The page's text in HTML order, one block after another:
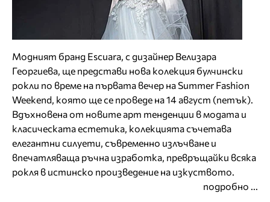
Модният бранд Escuara, с дизайнер Велизара
Георгиева, ще представи нова колекция булчински
рокли по време на първата вечер на Summer Fashion
Weekend, която ще се проведе на 14 август (петък).
Вдъхновена от новите арт тенденции в модата и
класическата естетика, колекцията съчетава
елегантни силуети, съвременно излъчване и
впечатляваща ръчна изработка, превръщайки всяка
рокля в истинско произведение на изкуството.
подробно ...